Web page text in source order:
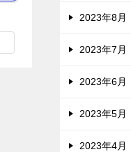
2023年8月
2023年7月
2023年6月
2023年5月
2023年4月